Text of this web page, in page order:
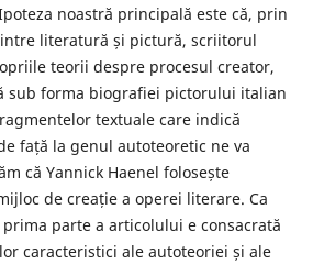
noastră principală este că, prin
literatură și pictură, scriitorul
teorii despre procesul creator,
sub forma biografiei pictorului italian
textuale care indică
față la genul autoteoretic ne va
că Yannick Haenel folosește
de creație a operei literare. Ca
parte a articolului e consacrată
caracteristici ale autoteoriei și ale